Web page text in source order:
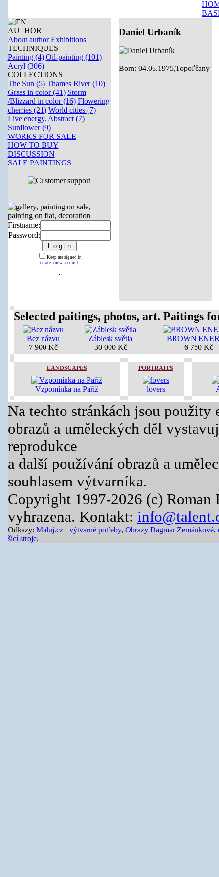
AUTHOR
About author Exhibitions
TECHNIQUES
Painting (4) Oil-painting (101)
Acryl (306)
COLLECTIONS
The Sun (5) Thames River (10)
Grass in color (41) Storm
/Blizzard in color (16) Flowering
cherries (21) World cities (7)
Live energy. Abstract (7)
Sunflower (9)
WORKS FOR SALE
HOW TO BUY
DISCUSSION
SALE PAINTINGS
Firstname:
Password:
Keep me signed in
:: create a new account ::
Daniel Urbaník
Born: 04.06.1975,Topoľčany
Selected paitings, photos, art. Paitings
Bez názvu
7 900 Kč
Záblesk světla
30 000 Kč
BROWN
6 750 Kč
LANDSCAPES
Vzpomínka na Paříž
PORTRAITS
lovers
Na techto stránkách jsou
obrazů a uměleckých děl
reprodukce
a další používání obrazů a
souhlasem výtvarníka.
Copyright 1997-2026 (c) Roman
vyhrazena. Kontakt:
Odkazy: Maluj.cz - výtvarné potřeby, Obrazy Dagmar Zemánkové,
šicí stroje,